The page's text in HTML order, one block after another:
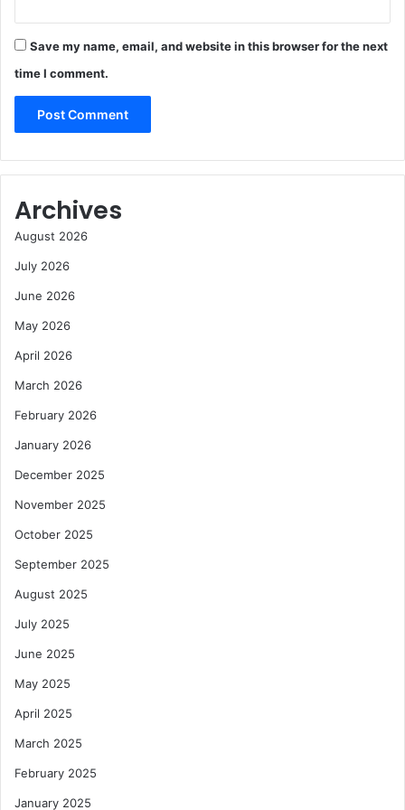
Save my name, email, and website in this browser for the next
time I comment.
Archives
August 2026
July 2026
June 2026
May 2026
April 2026
March 2026
February 2026
January 2026
December 2025
November 2025
October 2025
September 2025
August 2025
July 2025
June 2025
May 2025
April 2025
March 2025
February 2025
January 2025